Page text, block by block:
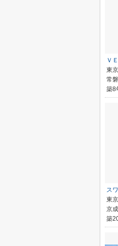
Ｖ
東
常
築8
ス
東
京
築